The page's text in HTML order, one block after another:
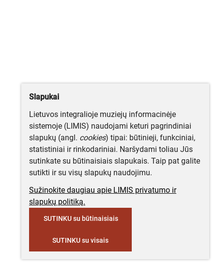
Slapukai
Lietuvos integralioje muziejų informacinėje
sistemoje (LIMIS) naudojami keturi pagrindiniai
slapukų (angl. cookies) tipai: būtinieji, funkciniai,
statistiniai ir rinkodariniai. Naršydami toliau Jūs
sutinkate su būtinaisiais slapukais. Taip pat galite
sutikti ir su visų slapukų naudojimu.
Sužinokite daugiau apie LIMIS privatumo ir
slapukų politiką.
SUTINKU su būtinaisiais
SUTINKU su visais